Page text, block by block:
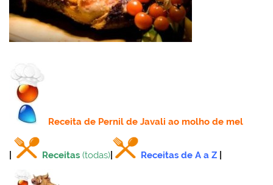
Receitade Pernil de Javali ao molho de mel
Receitas (todas) Receitas de A a Z